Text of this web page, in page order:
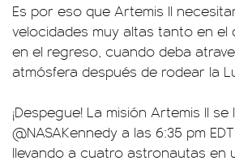
Es por eso que Artemis II
velocidades muy altas tanto en
en el regreso, cuando deba
atmósfera después de rodear la
¡Despegue! La misión Artemis II
@NASAKennedy a las 6:35 pm
llevando a cuatro astronautas en